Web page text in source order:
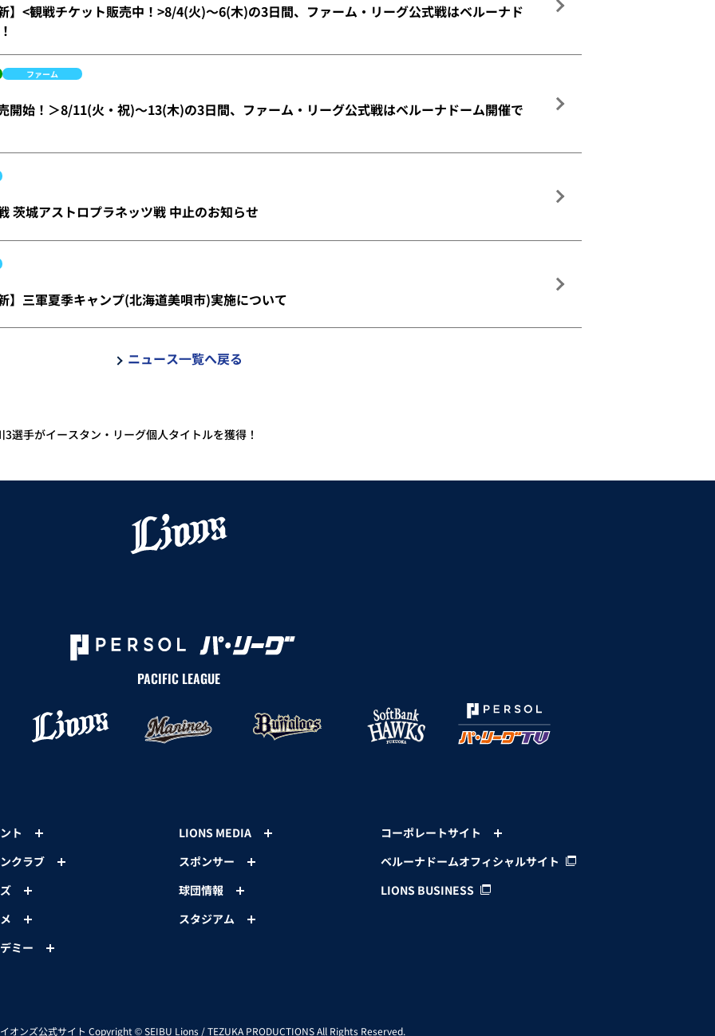
】<観戦チケット販売中！>8/4(火)～6(木)の3日間、ファーム・リーグ公式戦はベルーナド
ファーム
開始！＞8/11(火・祝)～13(木)の3日間、ファーム・リーグ公式戦はベルーナドーム開催で
茨城アストロプラネッツ戦 中止のお知らせ
】三軍夏季キャンプ(北海道美唄市)実施について
ニュース一覧へ戻る
選手がイースタン・リーグ個人タイトルを獲得！
PACIFIC LEAGUE
ト
クラブ
ミー
LIONS MEDIA
スポンサー
球団情報
スタジアム
コーポレートサイト
ベルーナドームオフィシャルサイト
LIONS BUSINESS
オンズ公式サイト Copyright © SEIBU Lions / TEZUKA PRODUCTIONS All Rights Reserved.